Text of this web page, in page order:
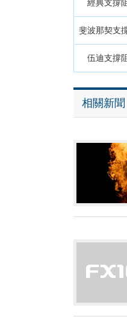
經典支撐
斐波那契支
伍迪支撐
相關新聞
以及美元/人
從而給美元
銷售走勢圖
表明經濟沒
對穩定，但
過高，可能還
望看到令人
現貨金收報